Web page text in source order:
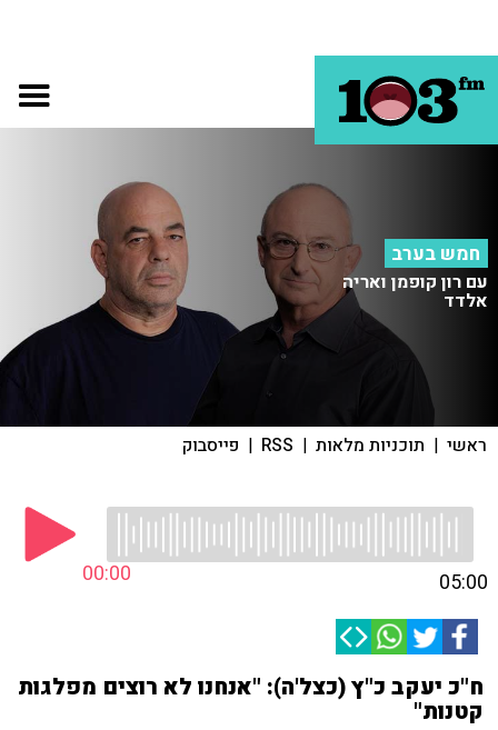
חמש בערב
עם רון קופמן ואריה
אלדד
ראשי | תוכניות מלאות |
RSS
| פייסבוק
00:00 05:00
ח"כ יעקב כ"ץ (כצל'ה): "אנחנו לא רוצים מפלגות
קטנות"